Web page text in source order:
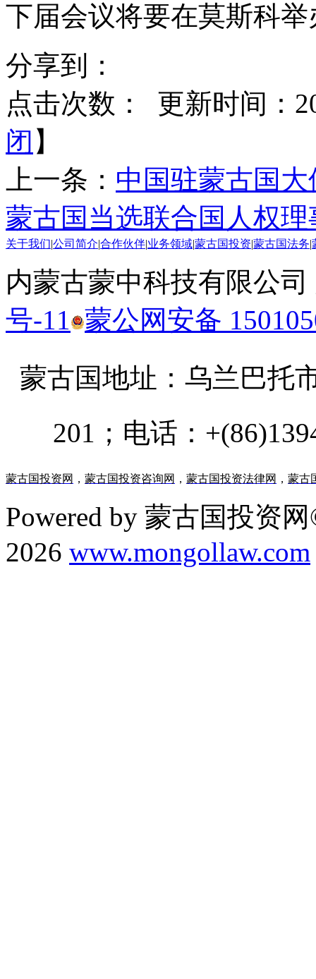
下届会议将要在莫斯科
分享到：
点击次数：
更新时间：
闭 】
上一条： 中国驻蒙古国
蒙古国当选联合国人权
关于我们 公司简介 合作伙伴 业务领域 蒙古国投资 蒙古国法务
内蒙古蒙中科技有限公
号-11 蒙公网安备
蒙古国地址： 乌兰巴托
201；电话：
蒙古国投资网 ， 蒙古国投资咨询网 ， 蒙古国投资法律网 ， 蒙古
Powered by 蒙古国投资
2026 www.mongollaw.com